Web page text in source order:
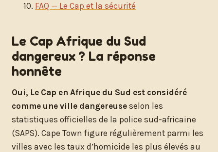
FAQ — Le Cap et la sécurité
Le Cap Afrique du Sud
dangereux ? La réponse
honnête
Oui, Le Cap en Afrique du Sud est considéré
comme une ville dangereuse selon les
statistiques officielles de la police sud-africaine
(SAPS). Cape Town figure régulièrement parmi les
villes avec les taux d’homicide les plus élevés au